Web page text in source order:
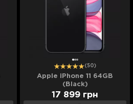
(50)
Apple iPhone 11 64GB
(Black)
17 899 грн